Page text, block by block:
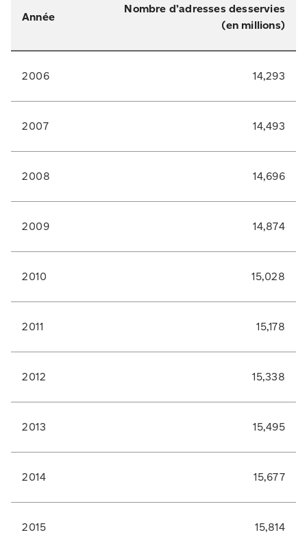
Année
Nombre d’adresses desservies
(en millions)
2006 14,293
2007 14,493
2008 14,696
2009 14,874
2010 15,028
2011 15,178
2012 15,338
2013 15,495
2014 15,677
2015 15,814